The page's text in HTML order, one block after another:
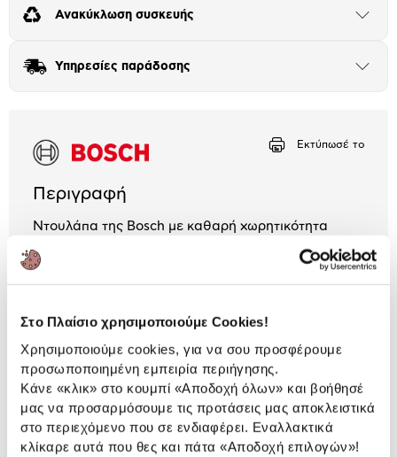
Στο Πλαίσιο χρησιμοποιούμε Cookies!
Χρησιμοποιούμε cookies, για να σου προσφέρουμε
προσωποποιημένη εμπειρία περιήγησης.
Κάνε «κλικ» στο κουμπί «Αποδοχή όλων» και βοήθησέ
μας να προσαρμόσουμε τις προτάσεις μας αποκλειστικά
στο περιεχόμενο που σε ενδιαφέρει. Εναλλακτικά
κλίκαρε αυτά που θες και πάτα «Αποδοχή επιλογών»!
Ανακύκλωση συσκευής
Άνοιξε
Υπηρεσίες παράδοσης
Άνοιξε
Εκτύπωσέ το
Περιγραφή
Ντουλάπα της Bosch με καθαρή χωρητικότητα
τρόφιμα. Με τις έξυπνες λειτουργίες του, όλα σου
2 Έτη εγγύηση Προμηθευτή Πληροφορίες
Χαρακτηριστικά
Καθαρή χωρητικότητα 605 Lt